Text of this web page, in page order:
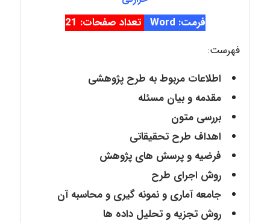
فرمت: Word
تعداد صفحات: 21
فهرست:
اطلاعات مربوط به طرح پژوهشی
مقدمه و بیان مسئله
بررسی متون
اهداف طرح تحقیقاتی
فرضیه و پرسش های پژوهش
روش اجرای طرح
جامعه آماری و نمونه گیری و محاسبه آن
روش تجزیه و تحلیل داده ها